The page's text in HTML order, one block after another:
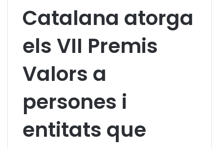
Catalana atorga
els VII Premis
Valors a
persones i
entitats que